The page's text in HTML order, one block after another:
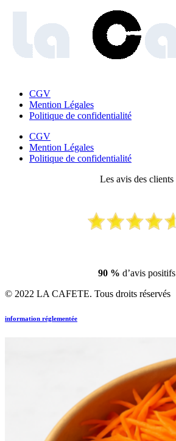
CGV
Mention Légales
Politique de confidentialité
CGV
Mention Légales
Politique de confidentialité
Les avis des clients
90 % d’avis positifs
© 2022 LA CAFETE. Tous droits réservés
information réglementée